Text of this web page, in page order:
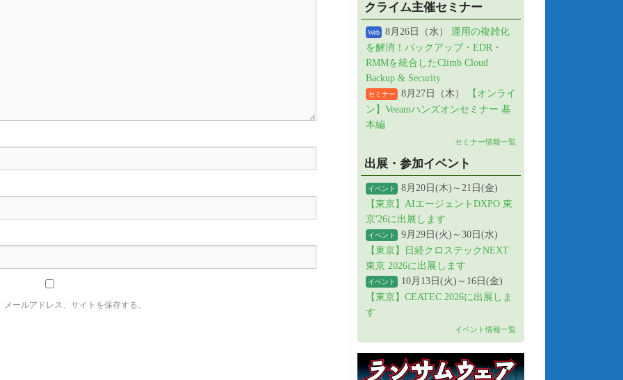
ールアドレス、サイトを保存する。
クライム主催セミナー
Web 8月26日（水） 運用の複雑化
を解消！バックアップ・EDR・
RMMを統合したClimb Cloud
Backup & Security
セミナー 8月27日（木）
【オンライ
ン】Veeamハンズオンセミナー 基
本編
セミナー情報一覧
出展・参加イベント
イベント
8月20日(木)～21日(金)
【東京】AIエージェントDXPO 東
京'26に出展します
イベント
9月29日(火)～30日(水)
【東京】日経クロステックNEXT
東京 2026に出展します
イベント
10月13日(火)～16日(金)
【東京】CEATEC 2026に出展しま
す
イベント情報一覧